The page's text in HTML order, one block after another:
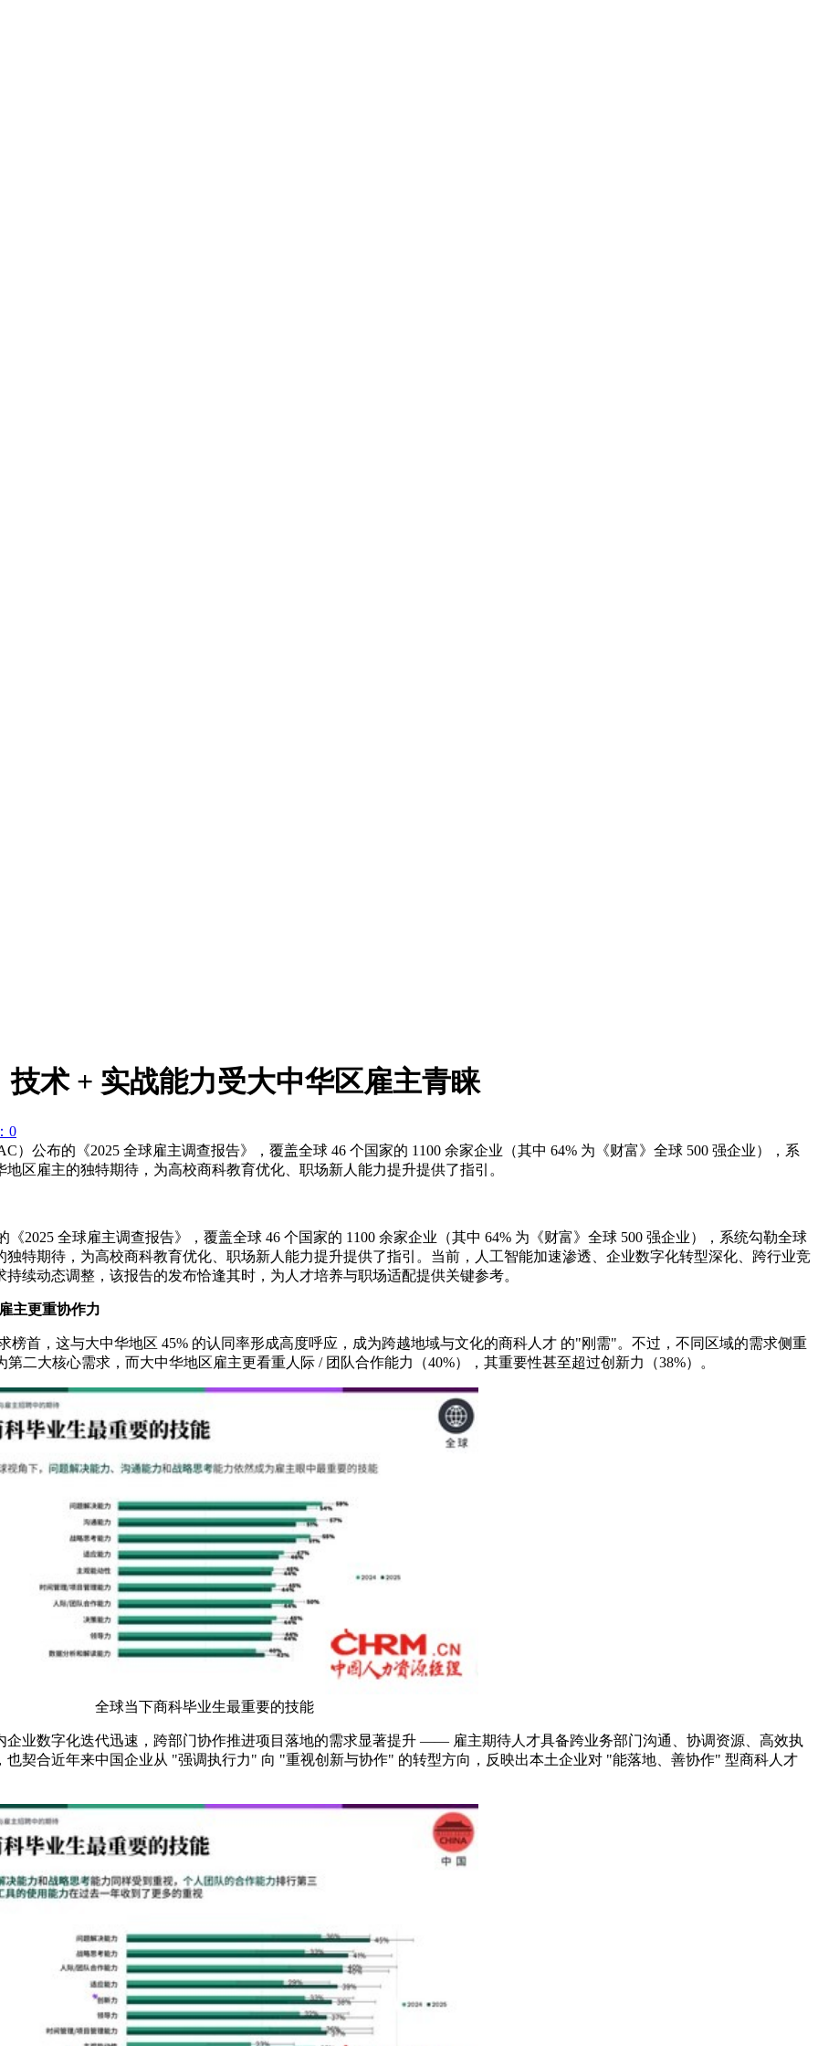
术 + 实战能力受大中华区雇主青睐
0
）公布的《2025 全球雇主调查报告》，覆盖全球 46 个国家的 1100 余家企业（其中 64% 为《财富》全球 500 强企业），系
区雇主的独特期待，为高校商科教育优化、职场新人能力提升提供了指引。
2025 全球雇主调查报告》，覆盖全球 46 个国家的 1100 余家企业（其中 64% 为《财富》全球 500 强企业），系统勾勒全球
特期待，为高校商科教育优化、职场新人能力提升提供了指引。当前，人工智能加速渗透、企业数字化转型深化、跨行业竞
续动态调整，该报告的发布恰逢其时，为人才培养与职场适配提供关键参考。
主更重协作力
榜首，这与大中华地区 45% 的认同率形成高度呼应，成为跨越地域与文化的商科人才 的"刚需"。不过，不同区域的需求侧重
二大核心需求，而大中华地区雇主更看重人际 / 团队合作能力（40%），其重要性甚至超过创新力（38%）。
全球当下商科毕业生最重要的技能
业数字化迭代迅速，跨部门协作推进项目落地的需求显著提升 —— 雇主期待人才具备跨业务部门沟通、协调资源、高效执
契合近年来中国企业从 "强调执行力" 向 "重视创新与协作" 的转型方向，反映出本土企业对 "能落地、善协作" 型商科人才